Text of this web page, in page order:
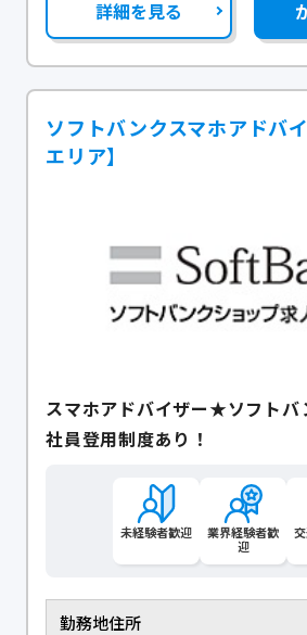
詳細を見る
ソフトバンクスマホアドバ
エリア】
スマホアドバイザー★ソフトバ
社員登用制度あり！
未経験者歓迎
業界経験者歓
迎
勤務地住所